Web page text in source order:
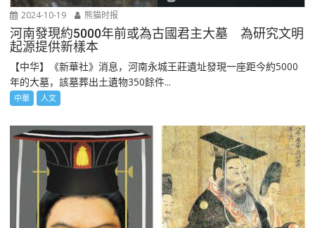
2024-10-19 熊猫时报
河南發現約5000年前或為古國君主大墓 為研究文明
起源提供新樣本
【中华】《新華社》消息，河南永城王莊遺址發現一座距今約5000
年的大墓，該墓葬出土遺物350餘件...
中華 人文